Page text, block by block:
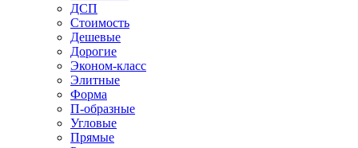
ДСП
Стоимость
Дешевые
Дорогие
Эконом-класс
Элитные
Форма
П-образные
Угловые
Прямые